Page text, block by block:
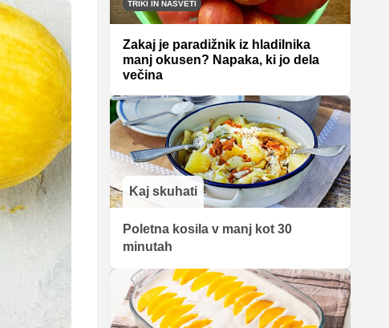
TRIKI IN NASVETI
Zakaj je paradižnik iz hladilnika
manj okusen? Napaka, ki jo dela
večina
Kaj skuhati
Poletna kosila v manj kot 30
minutah